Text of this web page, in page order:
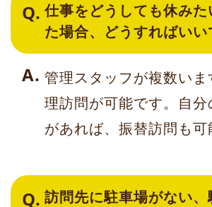
仕事をどうしても休みた
た場合、どうすればいい
管理スタッフが複数い
理訪問が可能です。自分
があれば、振替訪問も可
訪問先に駐車場がない、